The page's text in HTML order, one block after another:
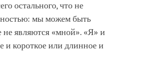
остального, что не
мы можем быть
не являются «мной». «Я» и
и короткое или длинное и